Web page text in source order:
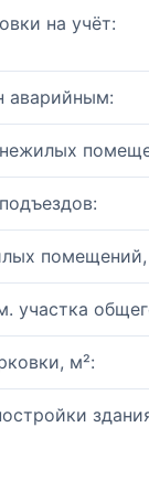
на учёт:
аварийным:
помещений,
участка
м²: